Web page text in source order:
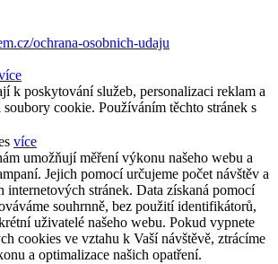
ochrana-osobnich-udaju
k poskytování služeb, personalizaci reklam a
cookie. Používáním těchto stránek s
více
umožňují měření výkonu našeho webu a
Jejich pomocí určujeme počet návštěv a
internetových stránek. Data získaná pomocí
souhrnně, bez použití identifikátorů,
uživatelé našeho webu. Pokud vypnete
cookies ve vztahu k Vaší návštěvě, ztrácíme
a optimalizace našich opatření.